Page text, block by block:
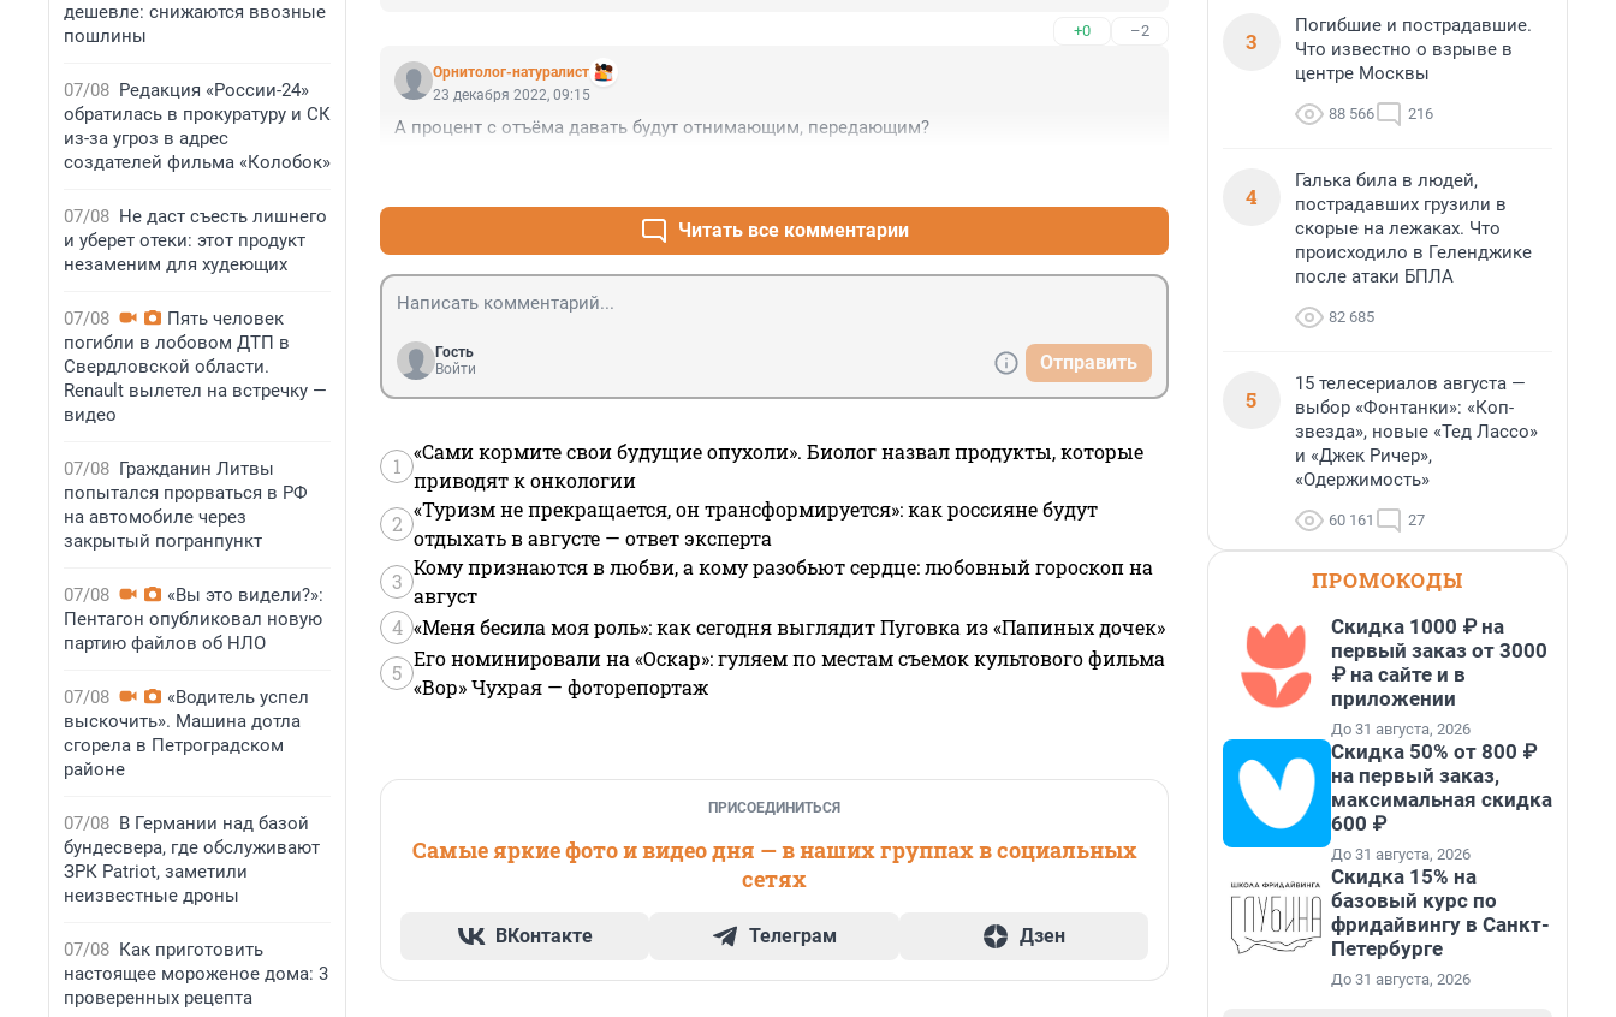
дешевле: снижаются ввозные
пошлины
07/08 Редакция «России-24»
обратилась в прокуратуру и СК
из-за угроз в адрес
создателей фильма «Колобок»
07/08 Не даст съесть лишнего
и уберет отеки: этот продукт
незаменим для худеющих
07/08
Пять человек
погибли в лобовом ДТП в
Свердловской области.
Renault вылетел на встречку —
видео
07/08 Гражданин Литвы
попытался прорваться в РФ
на автомобиле через
закрытый погранпункт
07/08
«Вы это видели?»:
Пентагон опубликовал новую
партию файлов об НЛО
07/08
«Водитель успел
выскочить». Машина дотла
сгорела в Петроградском
районе
07/08 В Германии над базой
бундесвера, где обслуживают
ЗРК Patriot, заметили
неизвестные дроны
07/08 Как приготовить
настоящее мороженое дома: 3
проверенных рецепта
Ну, и, если честно, в большом количестве случаев такой экспроприации - и не особо
сильно жалко пострадавших. У них и совести нет (источники доходов у многих, мягко
говоря, сомнительные), и ума негусто, раз всё ещё надеются на что-то и не вывели до
сих пор активы из страны-барина.
+0 –2
Орнитолог-натуралист
23 декабря 2022, 09:15
А процент с отъёма давать будут отнимающим, передающим?
Читать все комментарии
Гость
Войти
Отправить
1
«Сами кормите свои будущие опухоли». Биолог назвал продукты, которые
приводят к онкологии
2
«Туризм не прекращается, он трансформируется»: как россияне будут
отдыхать в августе — ответ эксперта
3
Кому признаются в любви, а кому разобьют сердце: любовный гороскоп на
август
4 «Меня бесила моя роль»: как сегодня выглядит Пуговка из «Папиных дочек»
5
Его номинировали на «Оскар»: гуляем по местам съемок культового фильма
«Вор» Чухрая — фоторепортаж
ПРИСОЕДИНИТЬСЯ
Самые яркие фото и видео дня — в наших группах в социальных
сетях
ВКонтакте Телеграм Дзен
3
Погибшие и пострадавшие.
Что известно о взрыве в
центре Москвы
88 566 216
4
Галька била в людей,
пострадавших грузили в
скорые на лежаках. Что
происходило в Геленджике
после атаки БПЛА
82 685
5
15 телесериалов августа —
выбор «Фонтанки»: «Коп-
звезда», новые «Тед Лассо»
и «Джек Ричер»,
«Одержимость»
60 161 27
ПРОМОКОДЫ
Скидка 1000 ₽ на
первый заказ от 3000
₽ на сайте и в
приложении
До 31 августа, 2026
Скидка 50% от 800 ₽
на первый заказ,
максимальная скидка
600 ₽
До 31 августа, 2026
Скидка 15% на
базовый курс по
фридайвингу в Санкт-
Петербурге
До 31 августа, 2026